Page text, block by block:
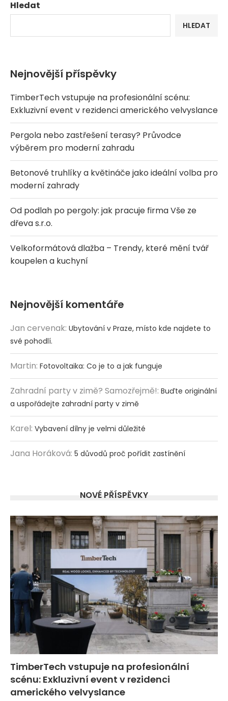
Hledat
HLEDAT
Nejnovější příspěvky
TimberTech vstupuje na profesionální scénu:
Exkluzivní event v rezidenci amerického velvyslance
Pergola nebo zastřešení terasy? Průvodce
výběrem pro moderní zahradu
Betonové truhlíky a květináče jako ideální volba pro
moderní zahrady
Od podlah po pergoly: jak pracuje firma Vše ze
dřeva s.r.o.
Velkoformátová dlažba – Trendy, které mění tvář
koupelen a kuchyní
Nejnovější komentáře
Jan cervenak: Ubytování v Praze, místo kde najdete to
své pohodlí.
Martin: Fotovoltaika: Co je to a jak funguje
Zahradní party v zimě? Samozřejmě!: Buďte originální
a uspořádejte zahradní party v zimě
Karel: Vybavení dílny je velmi důležité
Jana Horáková: 5 důvodů proč pořídit zastínění
NOVÉ PŘÍSPĚVKY
TimberTech vstupuje na profesionální
scénu: Exkluzivní event v rezidenci
amerického velvyslance